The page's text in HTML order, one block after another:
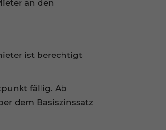
an den
ist berechtigt,
fällig. Ab
dem Basiszinssatz